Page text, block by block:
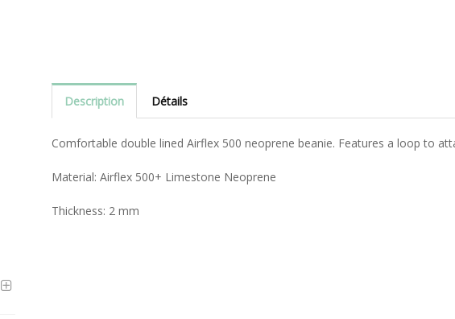
Description Détails
Comfortable double lined Airflex 500 neoprene beanie. Features a loop to
Material: Airflex 500+ Limestone Neoprene
Thickness: 2 mm